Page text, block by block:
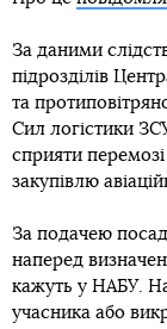
За даними
підрозділів
та
Сил логістики
сприяти
закупівлю
За подачею
наперед
кажуть у НАБУ.
учасника або